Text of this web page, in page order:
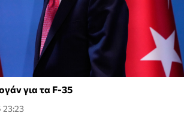
για τα F-35
23:23